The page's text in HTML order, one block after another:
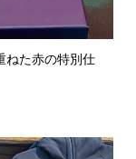
ねた赤の特別仕